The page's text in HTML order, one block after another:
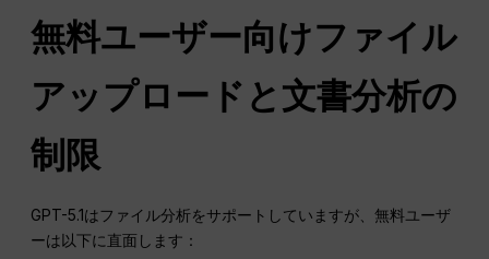
無料ユーザー向けファイル
アップロードと文書分析の
制限
GPT-5.1はファイル分析をサポートしていますが、無料ユーザ
ーは以下に直面します：